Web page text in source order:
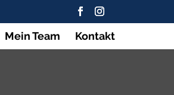
Mein Team Kontakt